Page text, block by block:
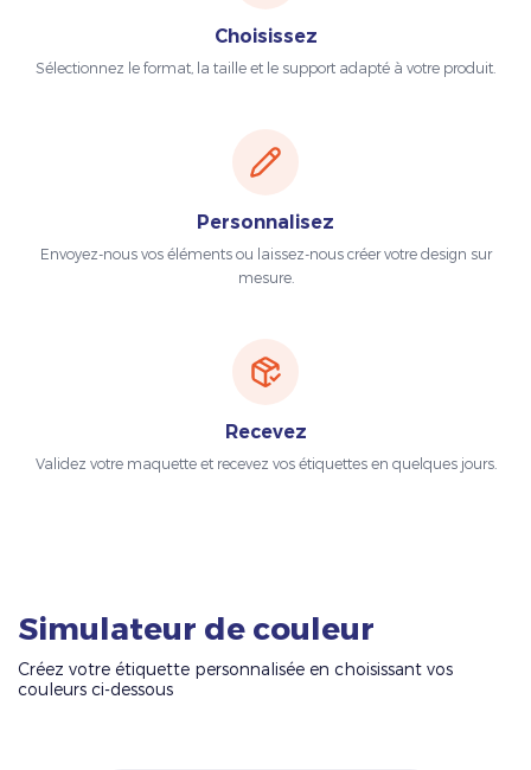
Choisissez
Sélectionnez le format, la taille et le support adapté à votre produit.
Personnalisez
Envoyez-nous vos éléments ou laissez-nous créer votre design sur
mesure.
Recevez
Validez votre maquette et recevez vos étiquettes en quelques jours.
Simulateur de couleur
Créez votre étiquette personnalisée en choisissant vos
couleurs ci-dessous